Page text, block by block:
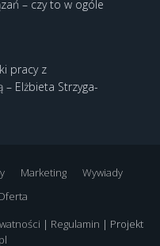
– czy to w ogóle
pracy z
Elżbieta Strzyga-
Marketing
Wywiady
| Regulamin | Projekt